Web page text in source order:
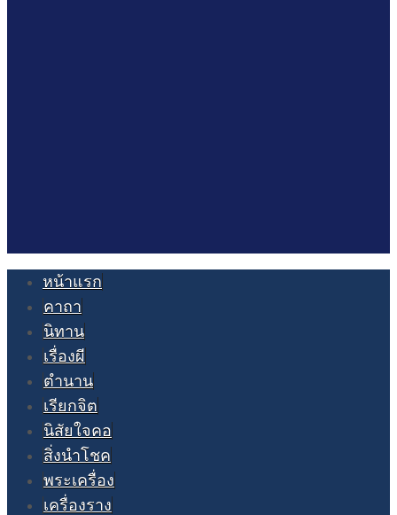
หน้าแรก
คาถา
นิทาน
เรื่องผี
ตำนาน
เรียกจิต
นิสัยใจคอ
สิ่งนำโชค
พระเครื่อง
เครื่องราง